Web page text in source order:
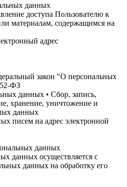
данных
доступа Пользователю к
материалам, содержащимся на
адрес
закон "О персональных
ФЗ
данных • Сбор, запись,
хранение, уничтожение и
данных
писем на адрес электронной
данных
данных осуществляется с
данных на обработку его